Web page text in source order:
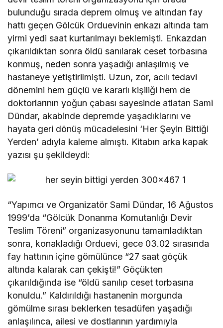
bulunduğu sırada deprem olmuş ve altından fay
hattı geçen Gölcük Orduevinin enkazı altında tam
yirmi yedi saat kurtarılmayı beklemişti. Enkazdan
çıkarıldıktan sonra öldü sanılarak ceset torbasına
konmuş, neden sonra yaşadığı anlaşılmış ve
hastaneye yetiştirilmişti. Uzun, zor, acılı tedavi
dönemini hem güçlü ve kararlı kişiliği hem de
doktorlarının yoğun çabası sayesinde atlatan Sami
Dündar, akabinde depremde yaşadıklarını ve
hayata geri dönüş mücadelesini ‘Her Şeyin Bittiği
Yerden’ adıyla kaleme almıştı. Kitabın arka kapak
yazısı şu şekildeydi:
“Yapımcı ve Organizatör Sami Dündar, 16 Ağustos
1999’da “Gölcük Donanma Komutanlığı Devir
Teslim Töreni” organizasyonunu tamamladıktan
sonra, konakladığı Orduevi, gece 03.02 sırasında
fay hattının içine gömülünce “27 saat göçük
altında kalarak can çekişti!” Göçükten
çıkarıldığında ise “öldü sanılıp ceset torbasına
konuldu.” Kaldırıldığı hastanenin morgunda
gömülme sırası beklerken tesadüfen yaşadığı
anlaşılınca, ailesi ve dostlarının yardımıyla